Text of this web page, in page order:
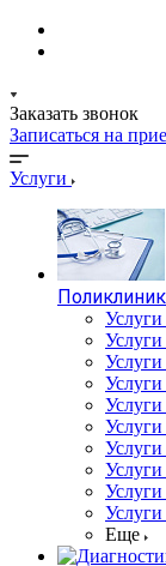
Заказать звонок
Записаться на
Услуги
Услуги
Услуги
Услуги
Услуги
Услуги
Услуги
Услуги
Услуги
Услуги
Услуги
Еще